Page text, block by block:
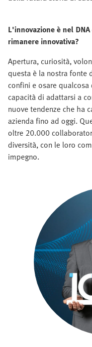
L'innovazione è nel
rimanere innovativa?
Apertura, curiosità,
questa è la nostra fonte
confini e osare
capacità di adattarsi a
nuove tendenze che ha
azienda fino ad oggi.
oltre 20.000
diversità, con le loro
impegno.